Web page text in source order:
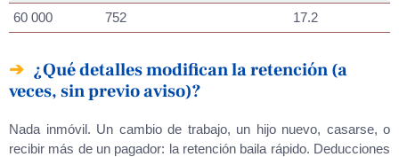
60 000
752 17.2
¿Qué detalles modifican la retención (a
veces, sin previo aviso)?
Nada inmóvil. Un cambio de trabajo, un hijo nuevo, casarse, o
recibir más de un pagador: la retención baila rápido. Deducciones